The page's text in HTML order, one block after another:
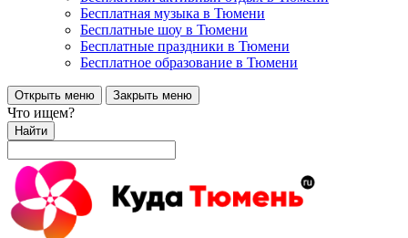
Бесплатная музыка в Тюмени
Бесплатные шоу в Тюмени
Бесплатные праздники в Тюмени
Бесплатное образование в Тюмени
Открыть меню Закрыть меню
Что ищем?
Найти